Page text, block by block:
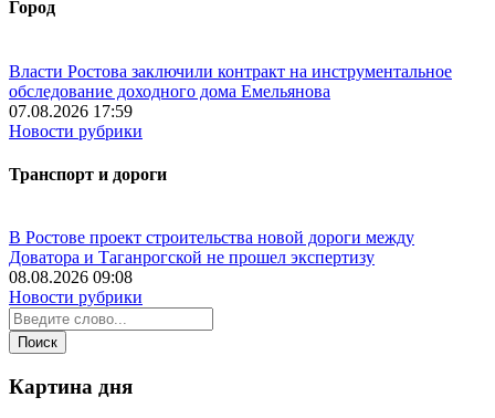
Город
Власти Ростова заключили контракт на инструментальное
обследование доходного дома Емельянова
07.08.2026 17:59
Новости рубрики
Транспорт и дороги
В Ростове проект строительства новой дороги между
Доватора и Таганрогской не прошел экспертизу
08.08.2026 09:08
Новости рубрики
Картина дня